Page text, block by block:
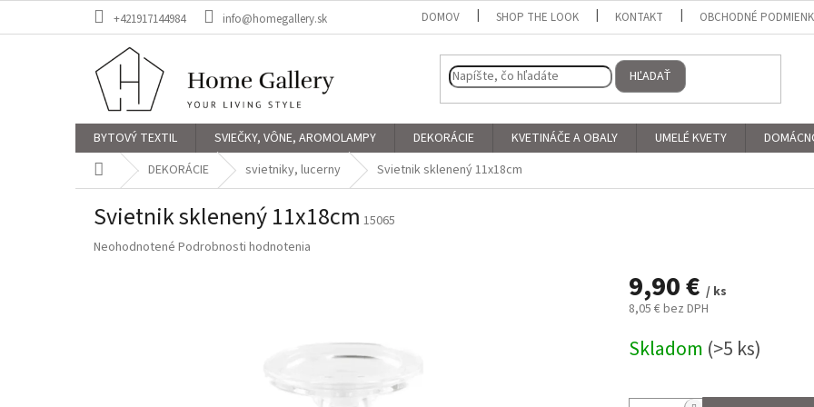
+421917144984 info@homegallery.sk DOMOV SHOP THE LOOK KONTAKT OBCHODNÉ
HĽADAŤ
BYTOVÝ TEXTIL SVIEČKY, VÔNE, AROMOLAMPY DEKORÁCIE KVETINÁČE A OBALY UMELÉ KVETY
DomovDEKORÁCIE svietniky, lucerny Svietnik sklenený 11x18cm
Svietnik sklenený 11x18cm 15065
Priemerné
Neohodnotené Podrobnosti hodnotenia
9,90 € / ks
8,05 € bez DPH
cena:
Skladom (>5 ks)